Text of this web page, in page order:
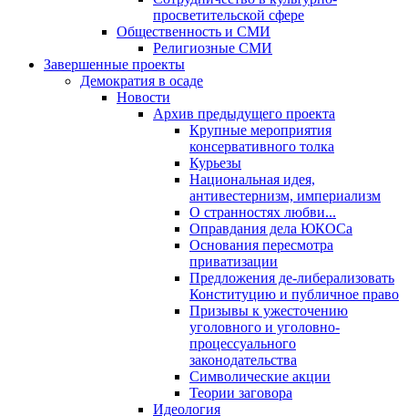
просветительской сфере
Общественность и СМИ
Религиозные СМИ
Завершенные проекты
Демократия в осаде
Новости
Архив предыдущего проекта
Крупные мероприятия
консервативного толка
Курьезы
Национальная идея,
антивестернизм, империализм
О странностях любви...
Оправдания дела ЮКОСа
Основания пересмотра
приватизации
Предложения де-либерализовать
Конституцию и публичное право
Призывы к ужесточению
уголовного и уголовно-
процессуального
законодательства
Символические акции
Теории заговора
Идеология